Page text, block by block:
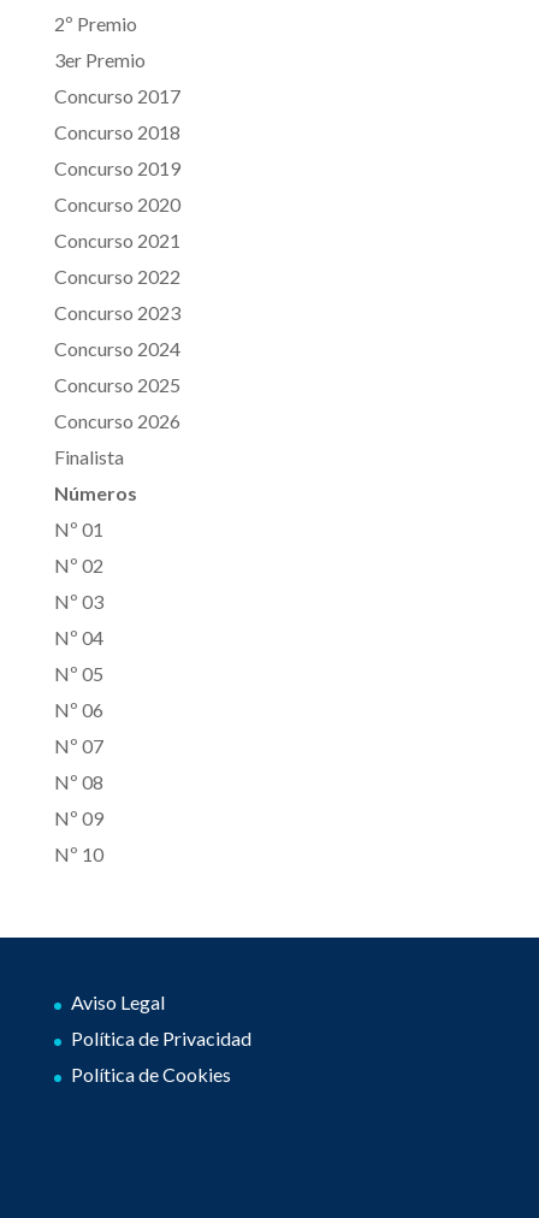
2º Premio
3er Premio
Concurso 2017
Concurso 2018
Concurso 2019
Concurso 2020
Concurso 2021
Concurso 2022
Concurso 2023
Concurso 2024
Concurso 2025
Concurso 2026
Finalista
Números
Nº 01
Nº 02
Nº 03
Nº 04
Nº 05
Nº 06
Nº 07
Nº 08
Nº 09
Nº 10
Aviso Legal
Política de Privacidad
Política de Cookies